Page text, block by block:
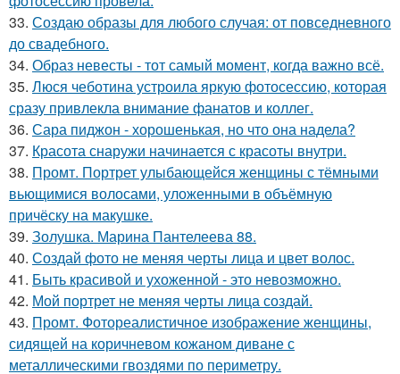
33. Создаю образы для любого случая: от повседневного
до свадебного.
34. Образ невесты - тот самый момент, когда важно всё.
35. Люся чеботина устроила яркую фотосессию, которая
сразу привлекла внимание фанатов и коллег.
36. Сара пиджон - хорошенькая, но что она надела?
37. Красота снаружи начинается с красоты внутри.
38. Промт. Портрет улыбающейся женщины с тёмными
вьющимися волосами, уложенными в объёмную
причёску на макушке.
39. Золушка. Марина Пантелеева 88.
40. Создай фото не меняя черты лица и цвет волос.
41. Быть красивой и ухоженной - это невозможно.
42. Мой портрет не меняя черты лица создай.
43. Промт. Фотореалистичное изображение женщины,
сидящей на коричневом кожаном диване с
металлическими гвоздями по периметру.